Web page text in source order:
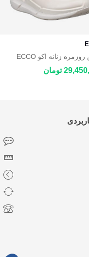
کفش روزمره زنانه اکو ECCO
تومان